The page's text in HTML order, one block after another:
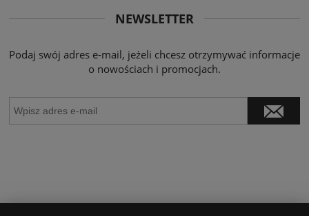
NEWSLETTER
Podaj swój adres e-mail, jeżeli chcesz otrzymywać informacje
o nowościach i promocjach.